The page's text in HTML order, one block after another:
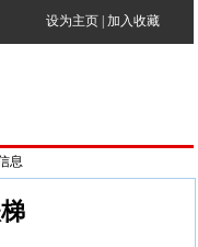
设为主页 加入收藏
息